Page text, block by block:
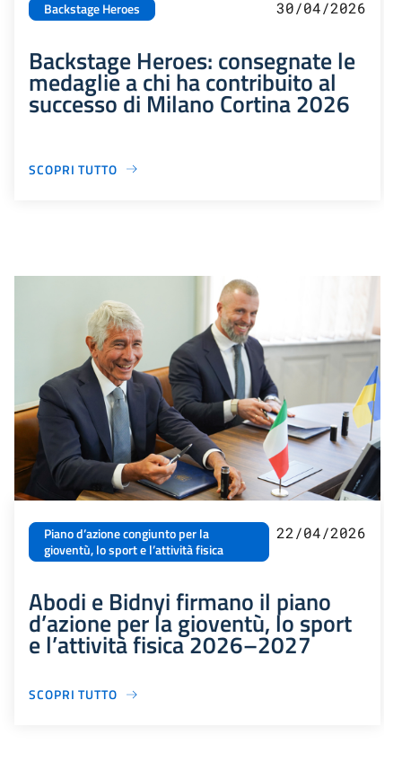
Backstage Heroes 30/04/2026
Backstage Heroes: consegnate le
medaglie a chi ha contribuito al
successo di Milano Cortina 2026
SCOPRI TUTTO
Piano d’azione congiunto per la
gioventù, lo sport e l’attività fisica
22/04/2026
Abodi e Bidnyi firmano il piano
d’azione per la gioventù, lo sport
e l’attività fisica 2026–2027
SCOPRI TUTTO